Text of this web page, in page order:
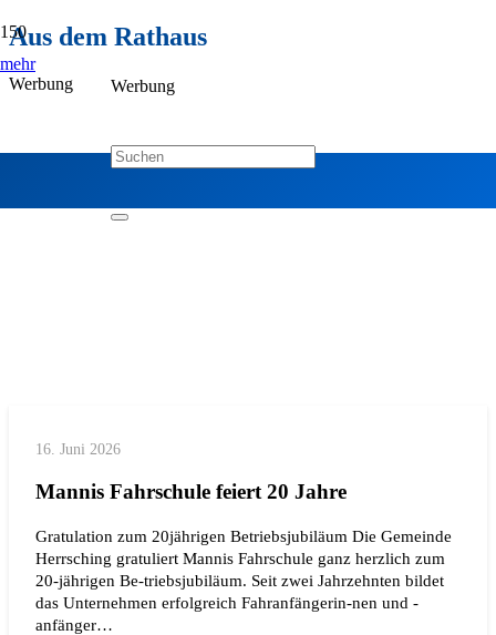
mehr
Werbung
Aus dem Rathaus
Werbung
16. Juni 2026
Mannis Fahrschule feiert 20 Jahre
Gratulation zum 20jährigen Betriebsjubiläum Die Gemeinde
Herrsching gratuliert Mannis Fahrschule ganz herzlich zum
20-jährigen Be-triebsjubiläum. Seit zwei Jahrzehnten bildet
das Unternehmen erfolgreich Fahranfängerin-nen und -
anfänger…